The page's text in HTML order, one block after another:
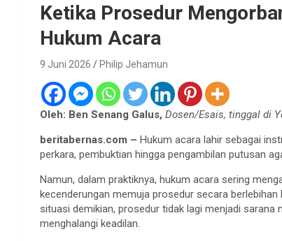
Ketika Prosedur
Hukum Acara
9 Juni 2026 Philip Jehamun
Oleh: Ben Senang Galus, Dosen/Esais, tinggal di
beritabernas.com – Hukum acara lahir sebagai
perkara, pembuktian hingga pengambilan putusan
Namun, dalam praktiknya, hukum acara sering
kecenderungan memuja prosedur secara
situasi demikian, prosedur tidak lagi menjadi sarana
menghalangi keadilan.